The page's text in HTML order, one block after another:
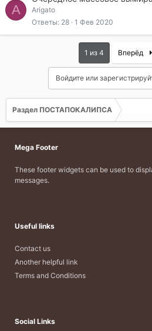
A
Arigato
Ответы 28 1 Фев 2020
1 из 4 Вперёд
Войдите или
Раздел ПОСТАПОКАЛИПСА
Mega Footer
These footer widgets can be used to
messages.
Useful links
Contact us
Another helpful link
Terms and Conditions
Social Links